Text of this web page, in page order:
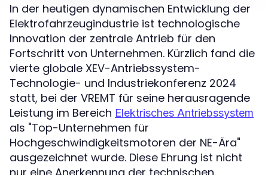
In der heutigen dynamischen Entwicklung der
Elektrofahrzeugindustrie ist technologische
Innovation der zentrale Antrieb für den
Fortschritt von Unternehmen. Kürzlich fand die
vierte globale XEV-Antriebssystem-
Technologie- und Industriekonferenz 2024
statt, bei der VREMT für seine herausragende
Leistung im Bereich Elektrisches Antriebssystem
als "Top-Unternehmen für
Hochgeschwindigkeitsmotoren der NE-Ära"
ausgezeichnet wurde. Diese Ehrung ist nicht